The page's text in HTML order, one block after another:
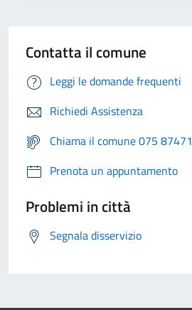
Contatta il comune
Leggi le domande frequenti
Richiedi Assistenza
Chiama il comune 075 87471
Prenota un appuntamento
Problemi in città
Segnala disservizio